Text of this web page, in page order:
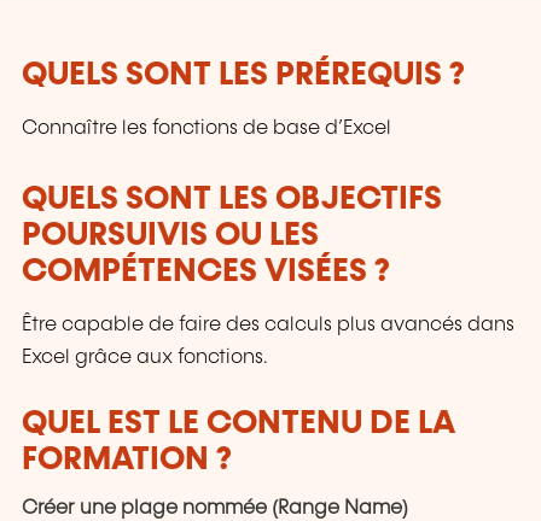
QUELS SONT LES PRÉREQUIS ?
Connaître les fonctions de base d’Excel
QUELS SONT LES OBJECTIFS
POURSUIVIS OU LES
COMPÉTENCES VISÉES ?
Être capable de faire des calculs plus avancés dans
Excel grâce aux fonctions.
QUEL EST LE CONTENU DE LA
FORMATION ?
Créer une plage nommée (Range Name)